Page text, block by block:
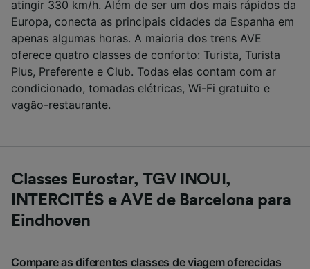
atingir 330 km/h. Além de ser um dos mais rápidos da
Europa, conecta as principais cidades da Espanha em
apenas algumas horas. A maioria dos trens AVE
oferece quatro classes de conforto: Turista, Turista
Plus, Preferente e Club. Todas elas contam com ar
condicionado, tomadas elétricas, Wi-Fi gratuito e
vagão-restaurante.
Classes Eurostar, TGV INOUI,
INTERCITÉS e AVE de Barcelona para
Eindhoven
Compare as diferentes classes de viagem oferecidas